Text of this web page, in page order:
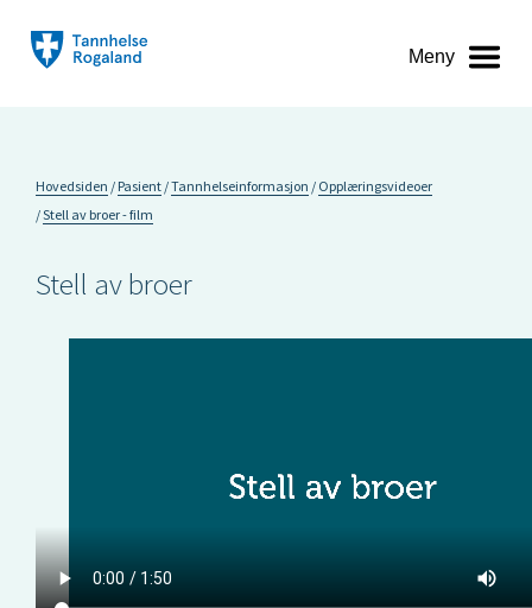
Meny
Hovedsiden Pasient Tannhelseinformasjon
Opplæringsvideoer
Stell av broer - film
Stell av broer